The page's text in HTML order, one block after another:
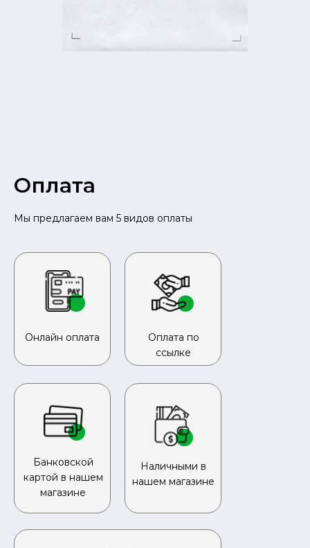
Оплата
Мы предлагаем вам 5 видов оплаты
Онлайн оплата
Оплата по
ссылке
Наличными в
нашем магазине
Банковской
картой в нашем
магазине